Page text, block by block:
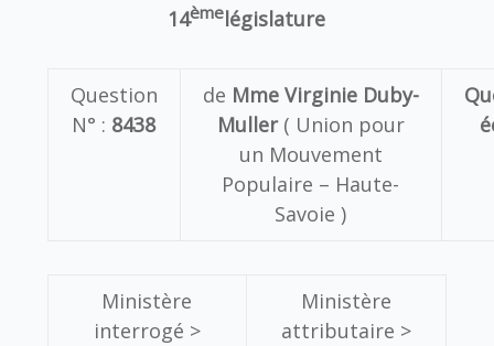
14èmelégislature
Question
N° : 8438
de Mme Virginie Duby-
Muller( Union pour
un Mouvement
Populaire – Haute-
Savoie )
Ministère
interrogé >
Ministère
attributaire >